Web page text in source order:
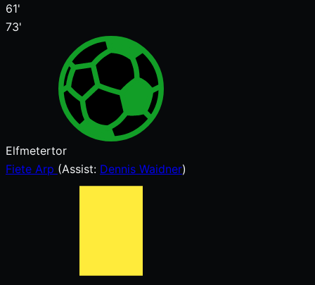
61'
73'
Elfmetertor
Fiete Arp (Assist: Dennis Waidner)